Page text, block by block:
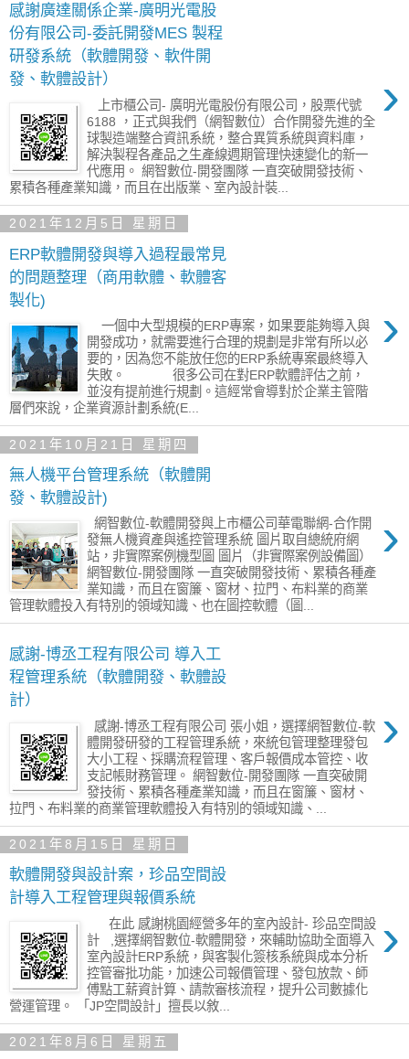
感謝廣達關係企業-廣明光電股
份有限公司-委託開發MES 製程
研發系統（軟體開發、軟件開
發、軟體設計）
›
上市櫃公司- 廣明光電股份有限公司，股票代號
6188 ，正式與我們（網智數位）合作開發先進的全
球製造端整合資訊系統，整合異質系統與資料庫，
解決製程各產品之生產線週期管理快速變化的新一
代應用。 網智數位-開發團隊 一直突破開發技術、
累積各種產業知識，而且在出版業、室內設計裝...
2021年12月5日 星期日
​ERP軟體開發與導入過程最常見
的問題整理（商用軟體、軟體客
製化)
›
一個中大型規模的ERP專案，如果要能夠導入與
開發成功，就需要進行合理的規劃是非常有所以必
要的，因為您不能放任您的ERP系統專案最終導入
失敗。 很多公司在對ERP軟體評估之前，
並沒有提前進行規劃。這經常會導對於企業主管階
層們來說，企業資源計劃系統(E...
2021年10月21日 星期四
無人機平台管理系統（軟體開
發、軟體設計)
›
網智數位-軟體開發與上市櫃公司華電聯網-合作開
發無人機資產與遙控管理系統 圖片取自總統府網
站，非實際案例機型圖 圖片（非實際案例設備圖）
網智數位-開發團隊 一直突破開發技術、累積各種產
業知識，而且在窗簾、窗材、拉門、布料業的商業
管理軟體投入有特別的領域知識、也在圖控軟體（圖...
感謝-博丞工程有限公司 導入工
程管理系統（軟體開發、軟體設
計）
›
感謝-博丞工程有限公司 張小姐，選擇網智數位-軟
體開發研發的工程管理系統，來統包管理整理發包
大小工程、採購流程管理、客戶報價成本管控、收
支記帳財務管理。 網智數位-開發團隊 一直突破開
發技術、累積各種產業知識，而且在窗簾、窗材、
拉門、布料業的商業管理軟體投入有特別的領域知識、...
2021年8月15日 星期日
軟體開發與設計案，珍品空間設
計導入工程管理與報價系統
›
在此 感謝桃園經營多年的室內設計- 珍品空間設
計 ,選擇網智數位-軟體開發，來輔助協助全面導入
室內設計ERP系統，與客製化簽核系統與成本分析
控管審批功能，加速公司報價管理、發包放款、師
傅點工薪資計算、請款審核流程，提升公司數據化
營運管理。 「JP空間設計」擅長以敘...
2021年8月6日 星期五